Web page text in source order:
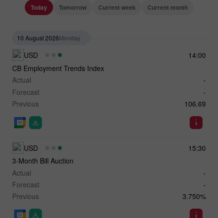
Today Tomorrow Current week Current month
10 August 2026Monday
14:00
USD
CB Employment Trends Index
Actual
-
Forecast
-
Previous
106.69
15:30
USD
3-Month Bill Auction
Actual
-
Forecast
-
Previous
3.750%